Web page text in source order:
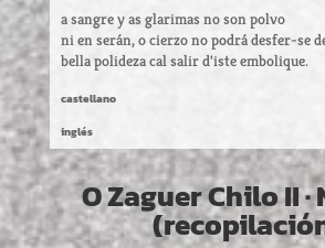
a sangre y as glarimas no son polvo
ni en serán, o cierzo no podrá desfer-se
bella polideza cal salir d'iste embolique.
castellano
inglés
O Zaguer Chilo II